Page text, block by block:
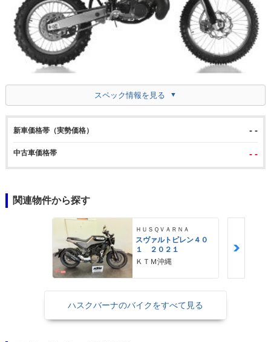
スペック情報を見る
新車価格帯（実勢価格） - -
中古車価格帯 - -
関連物件から探す
ＨＵＳＱＶＡＲＮＡ
スヴァルトピレン４０
１ ２０２１
ＫＴＭ沖縄
ハスクバーナのバイクをすべて見る